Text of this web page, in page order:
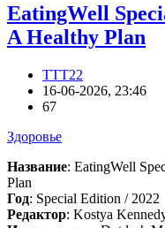
EatingWell
A Healthy Plan
TTT22
16-06-2026, 23:46
67
Здоровье
Название: EatingWell
Plan
Год: Special Edition / 2022
Редактор: Kostya